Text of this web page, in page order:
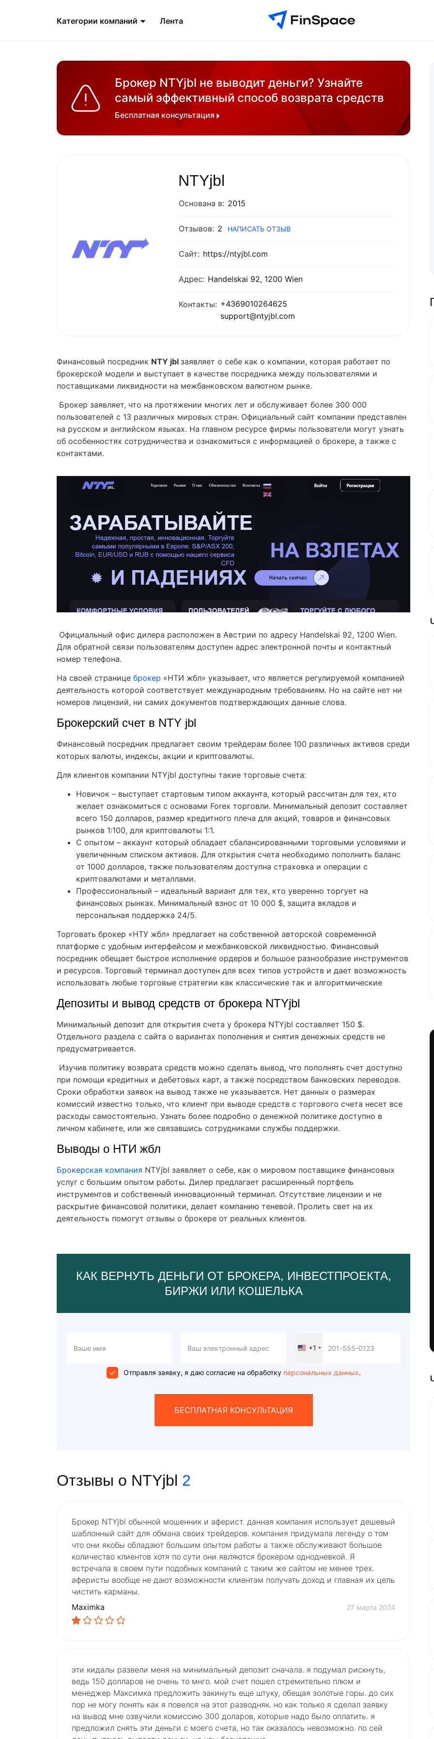
Категории компаний Лента
Брокер NTYjbl не выводит деньги? Узнайте
самый эффективный способ возврата средств
Бесплатная консультация
NTYjbl
Основана в: 2015
Отзывов: 2 НАПИСАТЬ ОТЗЫВ
Сайт: https://ntyjbl.com
Адрес: Handelskai 92, 1200 Wien
Контакты: +4369010264625
support@ntyjbl.com
Финансовый посредник NTY jbl заявляет о себе как о компании, которая работает по
брокерской модели и выступает в качестве посредника между пользователями и
поставщиками ликвидности на межбанковском валютном рынке.
Брокер заявляет, что на протяжении многих лет и обслуживает более 300 000
пользователей с 13 различных мировых стран. Официальный сайт компании представлен
на русском и английском языках. На главном ресурсе фирмы пользователи могут узнать
об особенностях сотрудничества и ознакомиться с информацией о брокере, а также с
контактами.
Официальный офис дилера расположен в Австрии по адресу Handelskai 92, 1200 Wien.
Для обратной связи пользователям доступен адрес электронной почты и контактный
номер телефона.
На своей странице брокер «НТИ жбл» указывает, что является регулируемой компанией
деятельность которой соответствует международным требованиям. Но на сайте нет ни
номеров лицензий, ни самих документов подтверждающих данные слова.
Брокерский счет в NTY jbl
Финансовый посредник предлагает своим трейдерам более 100 различных активов среди
которых валюты, индексы, акции и криптовалюты.
Для клиентов компании NTYjbl доступны такие торговые счета:
Новичок – выступает стартовым типом аккаунта, который рассчитан для тех, кто
желает ознакомиться с основами Forex торговли. Минимальный депозит составляет
всего 150 долларов, размер кредитного плеча для акций, товаров и финансовых
рынков 1:100, для криптовалюты 1:1.
С опытом – аккаунт который обладает сбалансированными торговыми условиями и
увеличенным списком активов. Для открытия счета необходимо пополнить баланс
от 1000 долларов, также пользователям доступна страховка и операции с
криптовалютами и металлами.
Профессиональный – идеальный вариант для тех, кто уверенно торгует на
финансовых рынках. Минимальный взнос от 10 000 $, защита вкладов и
персональная поддержка 24/5.
Торговать брокер «НТУ жбл» предлагает на собственной авторской современной
платформе с удобным интерфейсом и межбанковской ликвидностью. Финансовый
посредник обещает быстрое исполнение ордеров и большое разнообразие инструментов
и ресурсов. Торговый терминал доступен для всех типов устройств и дает возможность
использовать любые торговые стратегии как классические так и алгоритмические
Депозиты и вывод средств от брокера NTYjbl
Минимальный депозит для открытия счета у брокера NTYjbl составляет 150 $.
Отдельного раздела с сайта о вариантах пополнения и снятия денежных средств не
предусматривается.
Изучив политику возврата средств можно сделать вывод, что пополнять счет доступно
при помощи кредитных и дебетовых карт, а также посредством банковских переводов.
Сроки обработки заявок на вывод также не указывается. Нет данных о размерах
комиссий известно только, что клиент при выводе средств с торгового счета несет все
расходы самостоятельно. Узнать более подробно о денежной политике доступно в
личном кабинете, или же связавшись сотрудниками службы поддержки.
Выводы о НТИ жбл
Брокерская компания NTYjbl заявляет о себе, как о мировом поставщике финансовых
услуг с большим опытом работы. Дилер предлагает расширенный портфель
инструментов и собственный инновационный терминал. Отсутствие лицензии и не
раскрытие финансовой политики, делает компанию теневой. Пролить свет на их
деятельность помогут отзывы о брокере от реальных клиентов.
КАК ВЕРНУТЬ ДЕНЬГИ ОТ БРОКЕРА, ИНВЕСТПРОЕКТА,
БИРЖИ ИЛИ КОШЕЛЬКА
United
+1
+1
Отправля заявку, я даю согласие на обработкуперсональных данных.
БЕСПЛАТНАЯ КОНСУЛЬТАЦИЯ
Отзывы о NTYjbl 2
Брокер NTYjbl обычной мошенник и аферист. данная компания использует дешевый
шаблонный сайт для обмана своих трейдеров. компания придумала легенду о том
что они якобы обладают большим опытом работы а также обслуживают большое
количество клиентов хотя по сути они являются брокером однодневкой. Я
встречала в своем пути подобных компаний с таким же сайтом не менее трех.
аферисты вообще не дают возможности клиентам получать доход и главная их цель
чистить карманы.
Maximka
27 марта 2024
эти кидалы развели меня на минимальный депозит сначала. я подумал рискнуть,
ведь 150 долларов не очень то мнго. мой счет пошел стремительно плюм и
менеджер Максимка предложить закинуть еще штуку, обещая золотые горы. до сих
пор не могу понять как я повелся на этот разводняк. но как только я сделал заявку
на вывод мне озвучили комиссию 300 доларов, которые надо было оплатить. я
предложил снять эти деньги с моего счета, но так оказалось невозможно. по сей